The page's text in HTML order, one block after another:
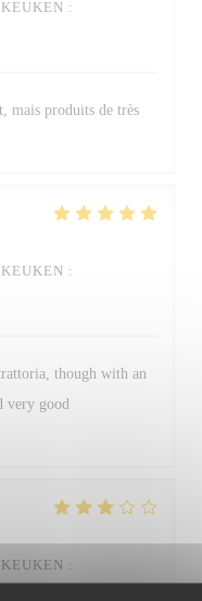
KEUKEN :
mais produits de très
KEUKEN :
though with an
very good
KEUKEN :